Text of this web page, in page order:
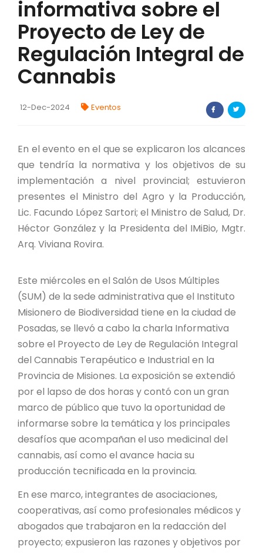
FORTALECIMIENTO DE RECURSOS
ALIMENTICIOS
BIODIVERSIDAD Y ALIMENTACIÓN
INVENTARIO DE LA BIODIVERSIDAD MISIONERA
FORMULARIO DE REGISTRO DE
INVESTIGADORES
AUTORIZACIONES
PROGRAMAS Y PROYECTOS
PROGRAMAS
MONUMENTOS NATURALES
REPOSITORIO
CONTACTO
informativa sobre el
Proyecto de Ley de
Regulación Integral de
Cannabis
12-Dec-2024 Eventos
En el evento en el que se explicaron los alcances
que tendría la normativa y los objetivos de su
implementación a nivel provincial; estuvieron
presentes el Ministro del Agro y la Producción,
Lic. Facundo López Sartori; el Ministro de Salud, Dr.
Héctor González y la Presidenta del IMiBio, Mgtr.
Arq. Viviana Rovira.
Este miércoles en el Salón de Usos Múltiples
(SUM) de la sede administrativa que el Instituto
Misionero de Biodiversidad tiene en la ciudad de
Posadas, se llevó a cabo la charla Informativa
sobre el Proyecto de Ley de Regulación Integral
del Cannabis Terapéutico e Industrial en la
Provincia de Misiones. La exposición se extendió
por el lapso de dos horas y contó con un gran
marco de público que tuvo la oportunidad de
informarse sobre la temática y los principales
desafíos que acompañan el uso medicinal del
cannabis, así como el avance hacia su
producción tecnificada en la provincia.
En ese marco, integrantes de asociaciones,
cooperativas, así como profesionales médicos y
abogados que trabajaron en la redacción del
proyecto; expusieron las razones y objetivos por